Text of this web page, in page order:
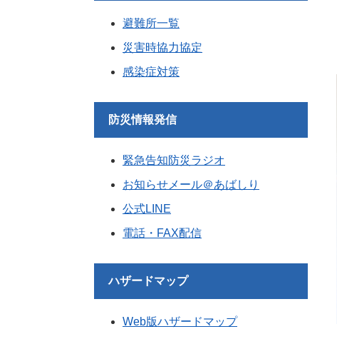
避難所一覧
災害時協力協定
感染症対策
防災情報発信
緊急告知防災ラジオ
お知らせメール＠あばしり
公式LINE
電話・FAX配信
ハザードマップ
Web版ハザードマップ